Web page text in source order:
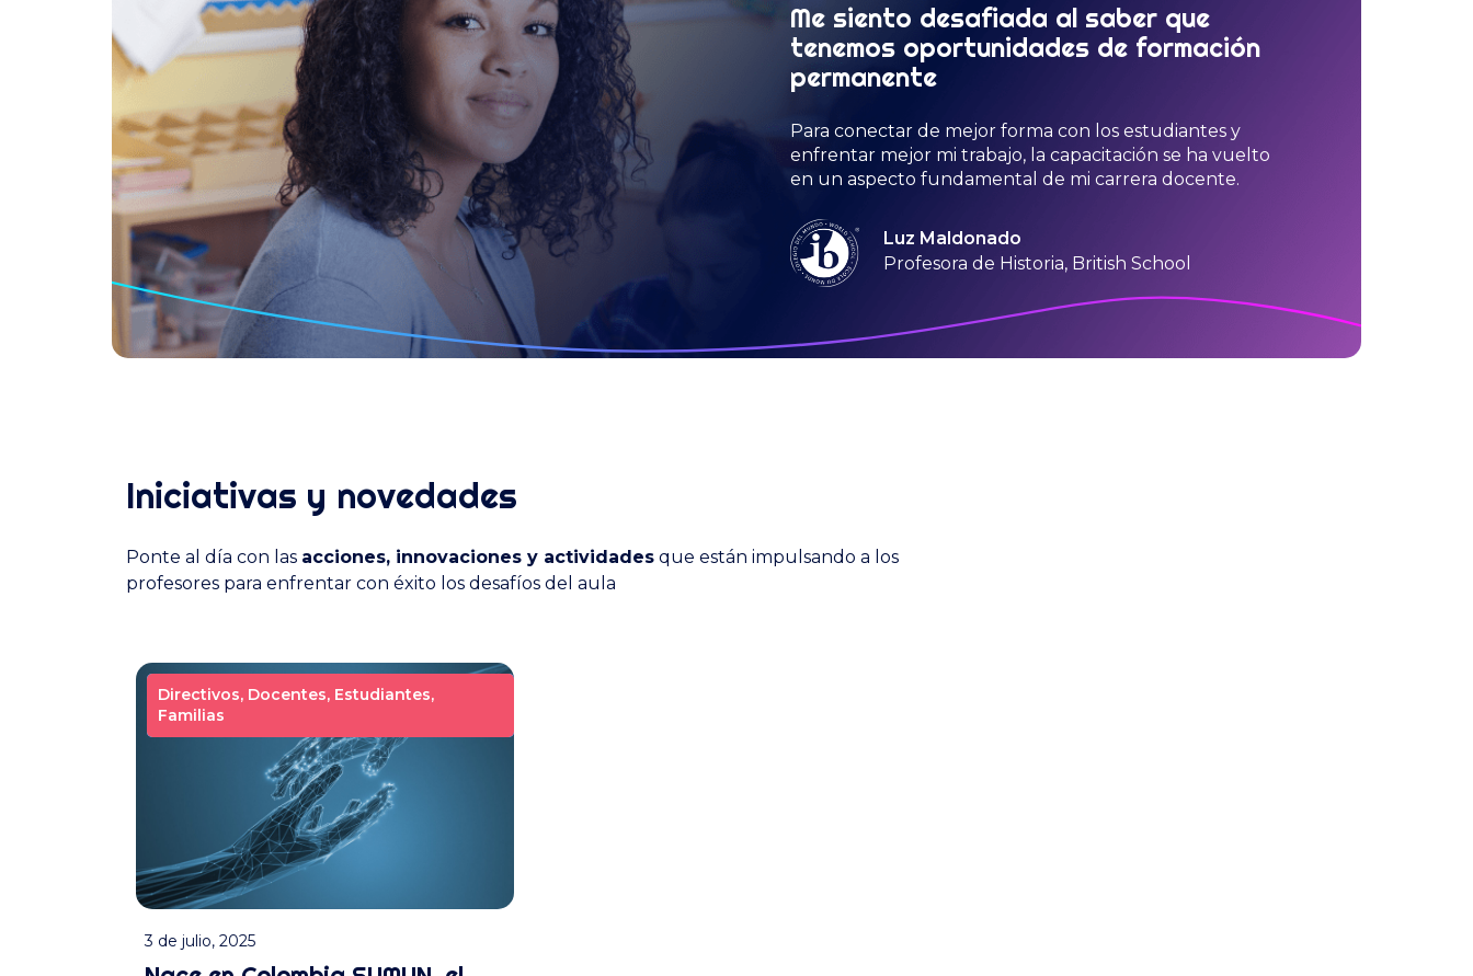
Me siento desafiada al saber que
tenemos oportunidades de formación
permanente
Para conectar de mejor forma con los estudiantes y
enfrentar mejor mi trabajo, la capacitación se ha vuelto
en un aspecto fundamental de mi carrera docente.
Luz Maldonado
Profesora de Historia, British School
Iniciativas y novedades
Ponte al día con las acciones, innovaciones y actividades que están impulsando a los
profesores para enfrentar con éxito los desafíos del aula
Ver noticia
Directivos, Docentes, Estudiantes,
Familias
Directivos, Docentes, Estudiantes,
Familias
Directivos, Docentes, Estudiantes,
Familias
Directivos, Docentes, Estudiantes,
Familias
3 de julio, 2025